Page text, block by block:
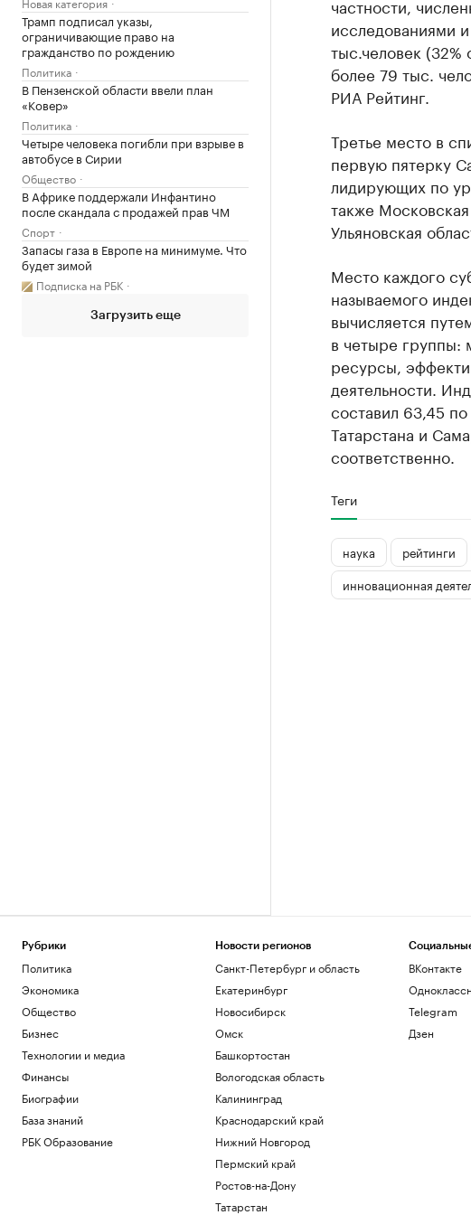
Трамп подписал указы,
ограничивающие право на
гражданство по рождению
Политика
В Пензенской области ввели план
«Ковер»
Политика
Четыре человека погибли при взрыве в
автобусе в Сирии
Общество
В Африке поддержали Инфантино
после скандала с продажей прав ЧМ
Спорт
Запасы газа в Европе на минимуме. Что
будет зимой
Подписка на РБК
Загрузить еще
частности,
исследованиями
тыс.человек
более 79 тыс.
РИА Рейтинг.
Третье место в
первую пятерку
лидирующих по
также
Ульяновская
Место каждого
называемого
вычисляется
в четыре группы:
ресурсы,
деятельности.
составил 63,45
Татарстана и
соответственно.
Теги
наука рейтинги
инновационная
Рубрики
Политика
Экономика
Общество
Бизнес
Технологии и медиа
Финансы
Биографии
База знаний
РБК Образование
Новости регионов
Санкт-Петербург и область
Екатеринбург
Новосибирск
Омск
Башкортостан
Вологодская область
Калининград
Краснодарский край
Нижний Новгород
Пермский край
Ростов-на-Дону
Татарстан
ВКонтакте
Telegram
Дзен